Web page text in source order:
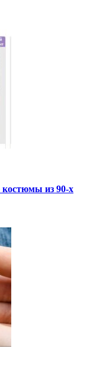
костюмы из 90-х